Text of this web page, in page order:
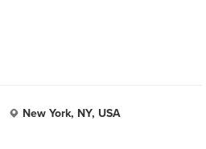
New York, NY, USA